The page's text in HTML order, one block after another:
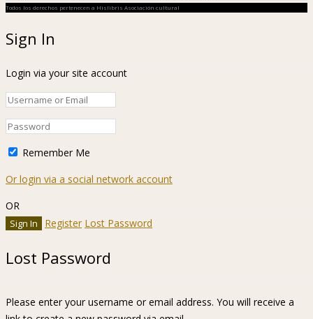
Todos los derechos pertenecen a Hislibris Asociación cultural
Sign In
Login via your site account
Remember Me
Or login via a social network account
OR
Register Lost Password
Lost Password
Please enter your username or email address. You will receive a